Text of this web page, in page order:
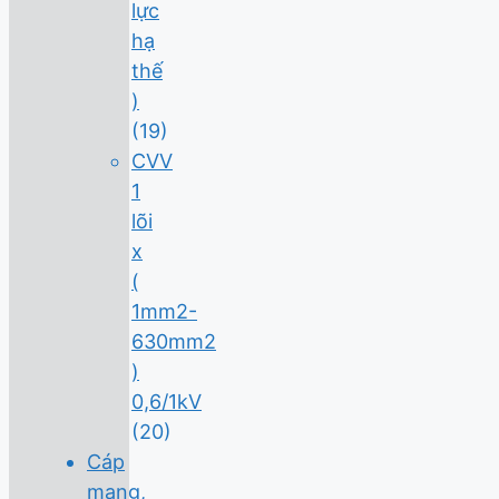
lực
hạ
thế
)
(19)
CVV
1
lõi
x
(
1mm2-
630mm2
)
0,6/1kV
(20)
Cáp
mạng,